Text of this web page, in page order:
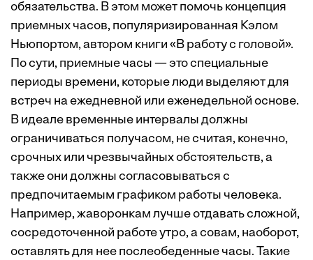
обязательства. В этом может помочь концепция
приемных часов, популяризированная Кэлом
Ньюпортом, автором книги «В работу с головой».
По сути, приемные часы — это специальные
периоды времени, которые люди выделяют для
встреч на ежедневной или еженедельной основе.
В идеале временные интервалы должны
ограничиваться получасом, не считая, конечно,
срочных или чрезвычайных обстоятельств, а
также они должны согласовываться с
предпочитаемым графиком работы человека.
Например, жаворонкам лучше отдавать сложной,
сосредоточенной работе утро, а совам, наоборот,
оставлять для нее послеобеденные часы. Такие